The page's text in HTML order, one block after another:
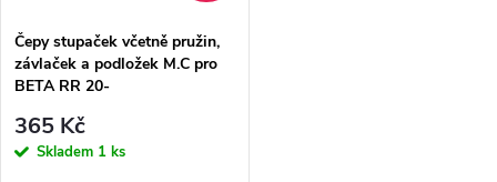
p
r
s
p
r
Čepy stupaček včetně pružin,
závlaček a podložek M.C pro
BETA RR 20-
365 Kč
Skladem 1 ks